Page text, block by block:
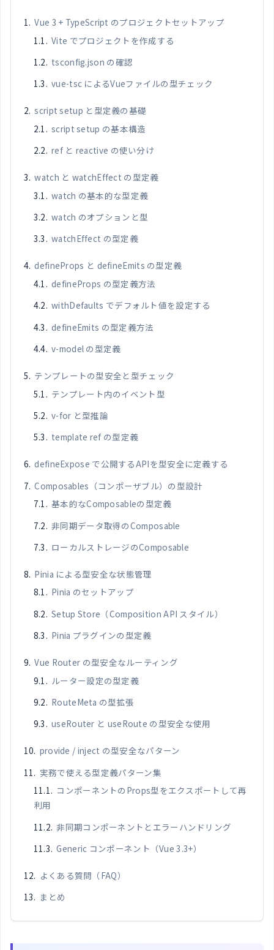
Vue 3 + TypeScript のプロジェクトセットアップ
Vite でプロジェクトを作成する
tsconfig.json の確認
vue-tsc によるVueファイルの型チェック
script setup と型定義の基礎
script setup の基本構造
ref と reactive の使い分け
watch と watchEffect の型定義
watch の基本的な型定義
watch のオプションと型
watchEffect の型定義
defineProps と defineEmits の型定義
defineProps の型定義方法
withDefaults でデフォルト値を設定する
defineEmits の型定義方法
v-model の型定義
テンプレートの型安全と型チェック
テンプレート内のイベント型
v-for と型推論
template ref の型定義
defineExpose で公開するAPIを型安全に定義する
Composables（コンポーザブル）の型設計
基本的なComposableの型定義
非同期データ取得のComposable
ローカルストレージのComposable
Pinia による型安全な状態管理
Pinia のセットアップ
Setup Store（Composition API スタイル）
Pinia プラグインの型定義
Vue Router の型安全なルーティング
ルーター設定の型定義
RouteMeta の型拡張
useRouter と useRoute の型安全な使用
provide / inject の型安全なパターン
実務で使える型定義パターン集
コンポーネントのProps型をエクスポートして再
利用
非同期コンポーネントとエラーハンドリング
Generic コンポーネント（Vue 3.3+）
よくある質問（FAQ）
まとめ